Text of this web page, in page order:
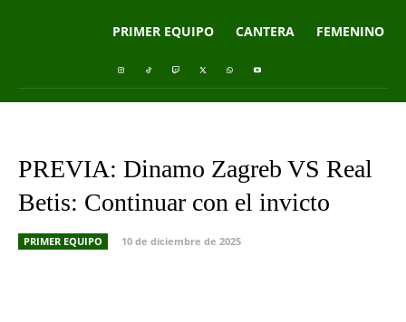
PRIMER EQUIPO CANTERA FEMENINO
PREVIA: Dinamo Zagreb VS Real
Betis: Continuar con el invicto
PRIMER EQUIPO
10 de diciembre de 2025